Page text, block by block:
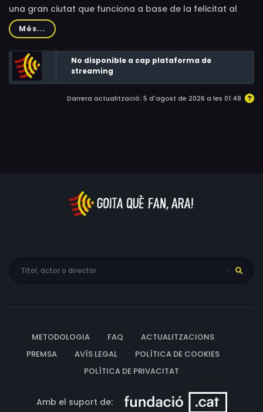
una gran ciutat que funciona a base de la felicitat al
món. La gent però, sembla massa ocupada per gaudir
del Nadal i la ciutat corre perill.
Més...
No disponible a cap plataforma de
streaming
Darrera actualització: 5 d'agost de 2026 a les 01:48
METODOLOGIA FAQ
ACTUALITZACIONS
PREMSA
AVÍS LEGAL
POLÍTICA DE COOKIES
POLÍTICA DE PRIVACITAT
Amb el suport de: